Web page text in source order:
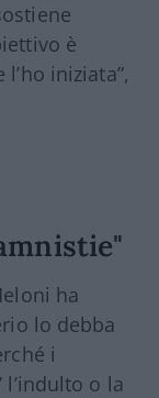
è
iniziata”,
ha
lo debba
i
l’indulto o la